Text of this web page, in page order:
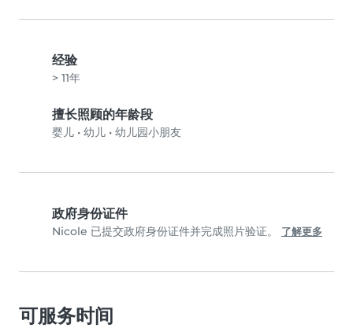
经验
> 11年
擅长照顾的年龄段
婴儿 • 幼儿 • 幼儿园小朋友
政府身份证件
Nicole 已提交政府身份证件并完成照片验证。 了解更多
可服务时间